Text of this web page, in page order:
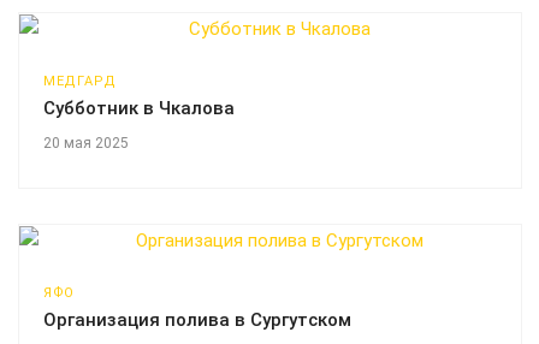
МЕДГАРД
Субботник в Чкалова
20 мая 2025
ЯФО
Организация полива в Сургутском